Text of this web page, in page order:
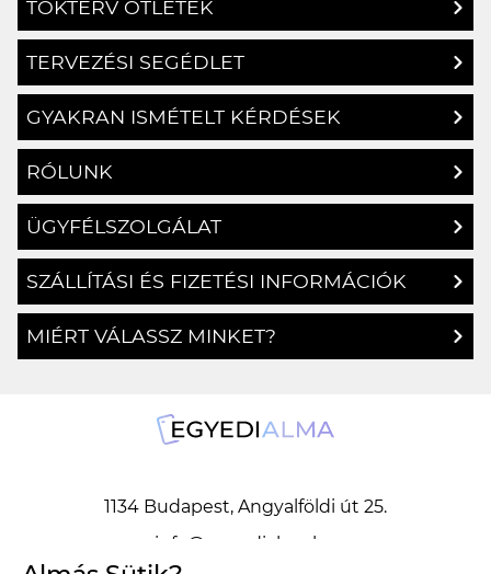
TOKTERV ÖTLETEK
TERVEZÉSI SEGÉDLET
GYAKRAN ISMÉTELT KÉRDÉSEK
RÓLUNK
ÜGYFÉLSZOLGÁLAT
SZÁLLÍTÁSI ÉS FIZETÉSI INFORMÁCIÓK
MIÉRT VÁLASSZ MINKET?
1134 Budapest, Angyalföldi út 25.
info@egyedialma.hu